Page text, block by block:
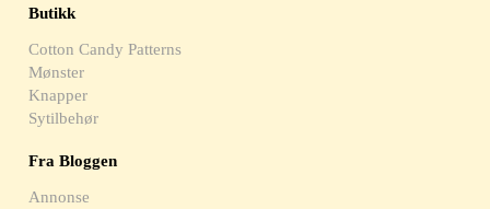
Butikk
Cotton Candy Patterns
Mønster
Knapper
Sytilbehør
Fra Bloggen
Annonse